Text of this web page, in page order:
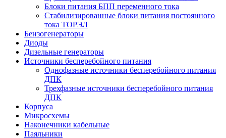
Блоки питания БПП переменного тока
Стабилизированные блоки питания постоянного
тока ТОРЭЛ
Бензогенераторы
Диоды
Дизельные генераторы
Источники бесперебойного питания
Однофазные источники бесперебойного питания
ДПК
Трехфазные источники бесперебойного питания
ДПК
Корпуса
Микросхемы
Наконечники кабельные
Паяльники